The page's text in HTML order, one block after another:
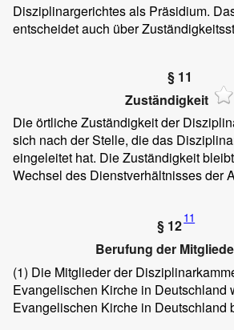
Disziplinargerichtes als Präsidium.
entscheidet auch über
§ 11
Zuständigkeit
Die örtliche Zuständigkeit der
sich nach der Stelle, die das
eingeleitet hat. Die Zuständigkeit
Wechsel des Dienstverhältnisses der
§ 1211
Berufung der
(1) Die Mitglieder der
Evangelischen Kirche in Deutschland
Evangelischen Kirche in Deutschland